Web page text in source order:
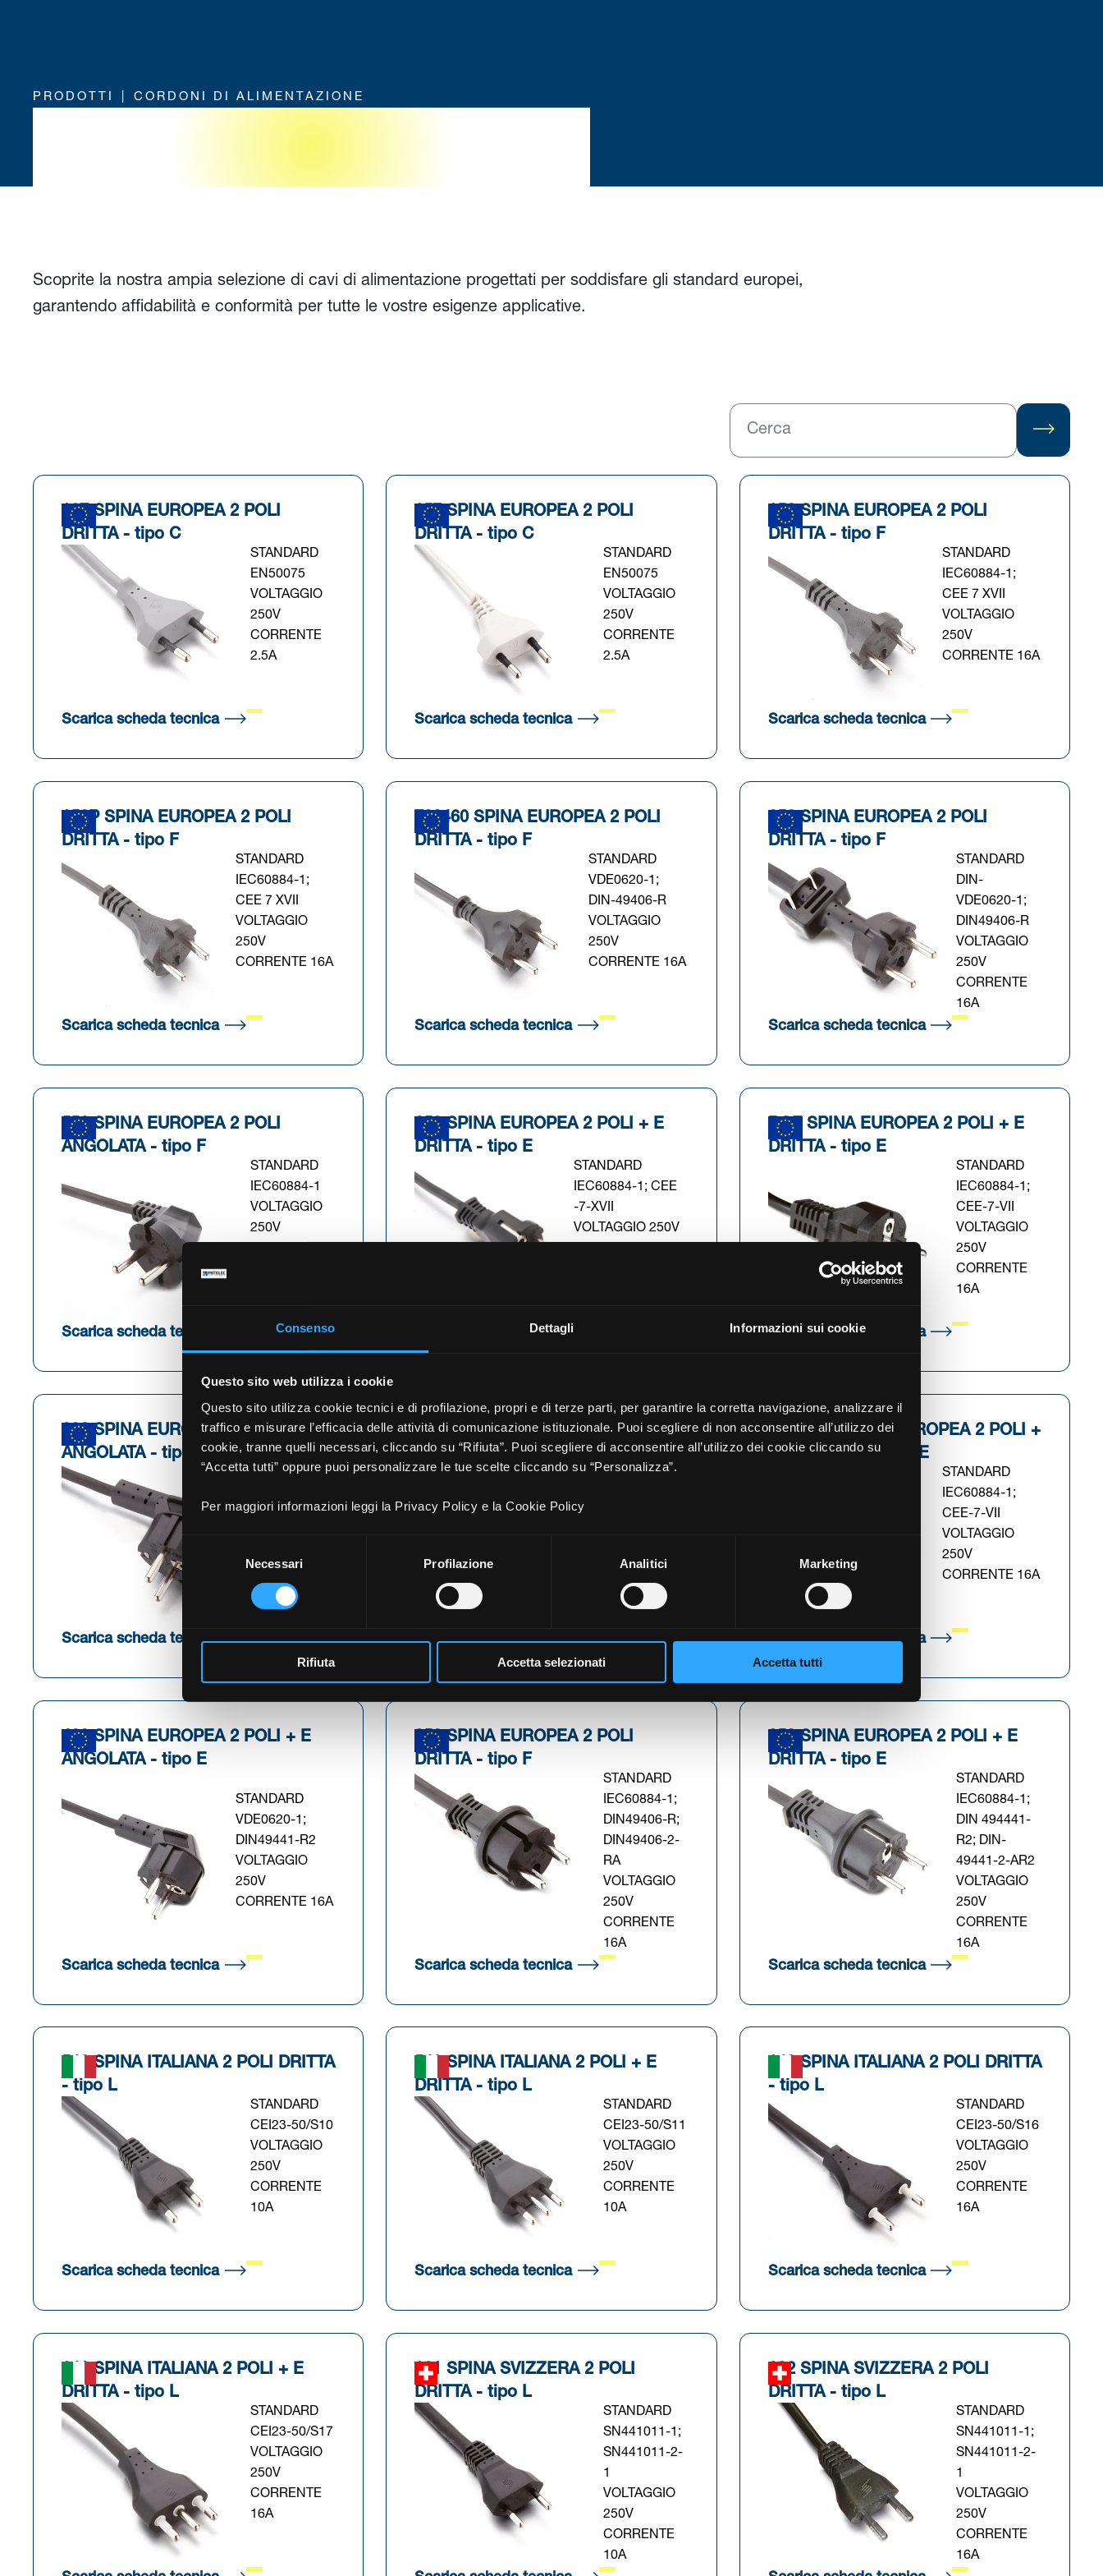
Consenso Dettagli Informazioni sui cookie
Questo sito web utilizza i cookie
Questo sito utilizza cookie tecnici e di profilazione, propri e di terze parti, per garantire la corretta navigazione, analizzare il
traffico e misurare l’efficacia delle attività di comunicazione istituzionale. Puoi scegliere di non acconsentire all’utilizzo dei
cookie, tranne quelli necessari, cliccando su “Rifiuta”. Puoi scegliere di acconsentire all’utilizzo dei cookie cliccando su
“Accetta tutti” oppure puoi personalizzare le tue scelte cliccando su “Personalizza”.
Per maggiori informazioni leggi la Privacy Policy e la Cookie Policy
del
consenso
Necessari Profilazione Analitici Marketing
Rifiuta Accetta selezionati Accetta tutti
PRODOTTI CORDONI DI ALIMENTAZIONE
Scoprite la nostra ampia selezione di cavi di alimentazione progettati per soddisfare gli standard europei,
garantendo affidabilità e conformità per tutte le vostre esigenze applicative.
137 SPINA EUROPEA 2 POLI
DRITTA - tipo C
STANDARD
EN50075
VOLTAGGIO
250V
CORRENTE
2.5A
Scarica scheda tecnica (Si apre in una nuova scheda)
157 SPINA EUROPEA 2 POLI
DRITTA - tipo C
STANDARD
EN50075
VOLTAGGIO
250V
CORRENTE
2.5A
Scarica scheda tecnica (Si apre in una nuova scheda)
152 SPINA EUROPEA 2 POLI
DRITTA - tipo F
STANDARD
IEC60884-1;
CEE 7 XVII
VOLTAGGIO
250V
CORRENTE 16A
Scarica scheda tecnica (Si apre in una nuova
152P SPINA EUROPEA 2 POLI
DRITTA - tipo F
STANDARD
IEC60884-1;
CEE 7 XVII
VOLTAGGIO
250V
CORRENTE 16A
Scarica scheda tecnica (Si apre in una nuova scheda)
790460 SPINA EUROPEA 2 POLI
DRITTA - tipo F
STANDARD
VDE0620-1;
DIN-49406-R
VOLTAGGIO
250V
CORRENTE 16A
Scarica scheda tecnica (Si apre in una nuova scheda)
652 SPINA EUROPEA 2 POLI
DRITTA - tipo F
STANDARD
DIN-
VDE0620-1;
DIN49406-R
VOLTAGGIO
250V
CORRENTE
16A
Scarica scheda tecnica (Si apre in una nuova
552 SPINA EUROPEA 2 POLI
ANGOLATA - tipo F
STANDARD
IEC60884-1
VOLTAGGIO
250V
Scarica scheda tecnica (Si apre in una nuova scheda)
258 SPINA EUROPEA 2 POLI + E
DRITTA - tipo E
STANDARD
IEC60884-1; CEE
-7-XVII
VOLTAGGIO 250V
Scarica scheda tecnica (Si apre in una nuova scheda)
BGF SPINA EUROPEA 2 POLI + E
DRITTA - tipo E
STANDARD
IEC60884-1;
CEE-7-VII
VOLTAGGIO
250V
CORRENTE
16A
Scarica scheda tecnica (Si apre in una nuova
232 SPINA EUROPEA 2 POLI
ANGOLATA - tipo E
STANDARD
CEE-7-VII
16A
Scarica scheda tecnica (Si apre in una nuova scheda)
S22 SPINA EUROPEA 2 POLI + E
ANGOLATA - tipo E
STANDARD
Scarica scheda tecnica (Si apre in una nuova scheda)
AGF/232 SPINA EUROPEA 2 POLI +
E ANGOLATA - tipo E
STANDARD
IEC60884-1;
CEE-7-VII
VOLTAGGIO
250V
CORRENTE 16A
Scarica scheda tecnica (Si apre in una nuova
422 SPINA EUROPEA 2 POLI + E
ANGOLATA - tipo E
STANDARD
VDE0620-1;
DIN49441-R2
VOLTAGGIO
250V
CORRENTE 16A
Scarica scheda tecnica (Si apre in una nuova scheda)
352 SPINA EUROPEA 2 POLI
DRITTA - tipo F
STANDARD
IEC60884-1;
DIN49406-R;
DIN49406-2-
RA
VOLTAGGIO
250V
CORRENTE
16A
Scarica scheda tecnica (Si apre in una nuova scheda)
358 SPINA EUROPEA 2 POLI + E
DRITTA - tipo E
STANDARD
IEC60884-1;
DIN 494441-
R2; DIN-
49441-2-AR2
VOLTAGGIO
250V
CORRENTE
16A
Scarica scheda tecnica (Si apre in una nuova
542 SPINA ITALIANA 2 POLI DRITTA
- tipo L
STANDARD
CEI23-50/S10
VOLTAGGIO
250V
CORRENTE
10A
Scarica scheda tecnica (Si apre in una nuova scheda)
543 SPINA ITALIANA 2 POLI + E
DRITTA - tipo L
STANDARD
CEI23-50/S11
VOLTAGGIO
250V
CORRENTE
10A
Scarica scheda tecnica (Si apre in una nuova scheda)
140 SPINA ITALIANA 2 POLI DRITTA
- tipo L
STANDARD
CEI23-50/S16
VOLTAGGIO
250V
CORRENTE
16A
Scarica scheda tecnica (Si apre in una nuova
141 SPINA ITALIANA 2 POLI + E
DRITTA - tipo L
STANDARD
CEI23-50/S17
VOLTAGGIO
250V
CORRENTE
16A
101 SPINA SVIZZERA 2 POLI
DRITTA - tipo L
STANDARD
SN441011-1;
SN441011-2-
1
VOLTAGGIO
250V
CORRENTE
10A
102 SPINA SVIZZERA 2 POLI
DRITTA - tipo L
STANDARD
SN441011-1;
SN441011-2-
1
VOLTAGGIO
250V
CORRENTE
16A